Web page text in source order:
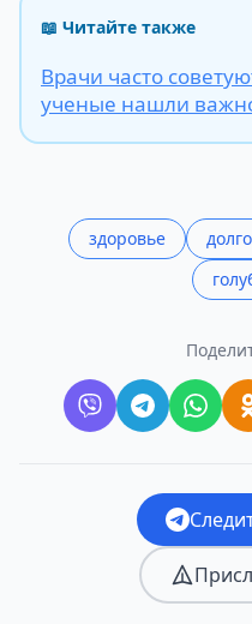
📖 Читайте также
Врачи часто
ученые нашли
здоровье